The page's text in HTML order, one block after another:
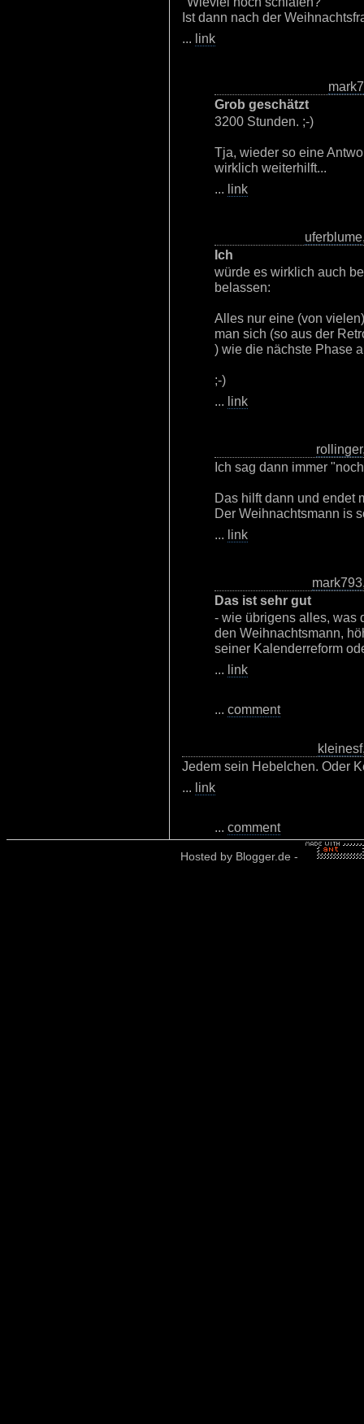
Ist dann nach der
... link
Grob geschätzt
3200 Stunden. ;-)
Tja, wieder so eine
wirklich weiterhilft...
... link
uferblume
Ich
würde es wirklich auch
belassen:
Alles nur eine (von
man sich (so aus der
) wie die nächste Phase
;-)
... link
rollinger
Ich sag dann immer
Das hilft dann und endet
Der Weihnachtsmann is
... link
mark793
Das ist sehr gut
- wie übrigens alles, was
den Weihnachtsmann,
seiner Kalenderreform
... link
... comment
kleinesf
Jedem sein Hebelchen. Oder
... link
... comment
Hosted by Blogger.de -